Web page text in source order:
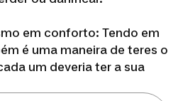
em conforto: Tendo em
é uma maneira de teres o
um deveria ter a sua